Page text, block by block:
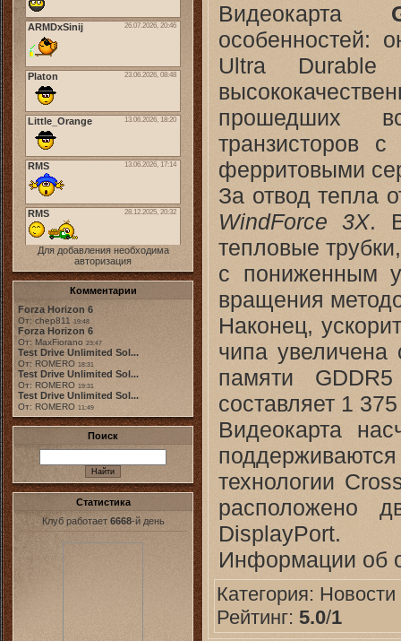
Для добавления необходима
авторизация
Комментарии
Forza Horizon 6
От: chep811 19:48
Forza Horizon 6
От: MaxFiorano 23:47
Test Drive Unlimited Sol...
От: ROMERO 18:31
Test Drive Unlimited Sol...
От: ROMERO 19:31
Test Drive Unlimited Sol...
От: ROMERO 11:49
Поиск
Статистика
Клуб работает 6668-й день
Видеокарта
особенностей:
Ultra Durable
прошедших
транзисторов
ферритовыми
За отвод тепла
WindForce 3X.
тепловые
с пониженным
вращения
Наконец,
чипа
памяти
составляет 1
Видеокарта
технологии
расположено
DisplayPort.
Информации об
Категория: Новоcти
Рейтинг: 5.0/1